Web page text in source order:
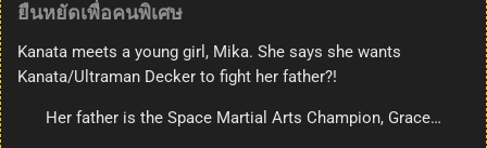
ยืนหยัดเพื่อคนพิเศษ
Kanata meets a young girl, Mika. She says she wants
Kanata/Ultraman Decker to fight her father?!
Her father is the Space Martial Arts Champion, Grace…